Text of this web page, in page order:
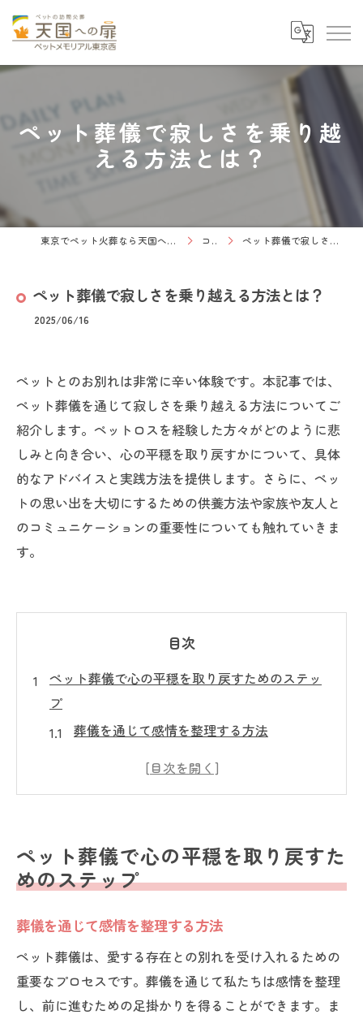
ペット葬儀で寂しさを乗り越
える方法とは？
東京でペット火葬なら天国への扉 ペットメモリアル東京西 コラム ペット葬儀で寂しさを乗り越える方法とは？
ペット葬儀で寂しさを乗り越える方法とは？
2025/06/16
ペットとのお別れは非常に辛い体験です。本記事では、
ペット葬儀を通じて寂しさを乗り越える方法についてご
紹介します。ペットロスを経験した方々がどのように悲
しみと向き合い、心の平穏を取り戻すかについて、具体
的なアドバイスと実践方法を提供します。さらに、ペッ
トの思い出を大切にするための供養方法や家族や友人と
のコミュニケーションの重要性についても触れていきま
す。
目次
ペット葬儀で心の平穏を取り戻すためのステッ
プ
葬儀を通じて感情を整理する方法
ペットへの最後の感謝を表すための儀式
ペットロスサポートグループへの参加
ペットロスを乗り越えるための感情の整理方法
ペットの死を受け入れるためのプロセス
悲しみを表現するための安全な環境作り
感情を整理するためのカウンセリングの活
用
ペット葬儀で心の平穏を取り戻すた
めのステップ
葬儀を通じて感情を整理する方法
ペット葬儀は、愛する存在との別れを受け入れるための
重要なプロセスです。葬儀を通じて私たちは感情を整理
し、前に進むための足掛かりを得ることができます。ま